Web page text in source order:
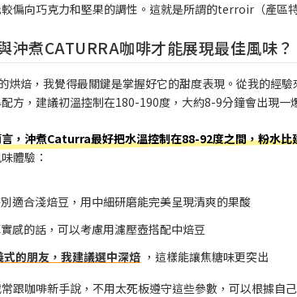
偏向巧克力和堅果的調性。這就是所謂的terroir（產區
沖煮CATURRA咖啡才能展現最佳風味？
烘焙，我覺得最關鍵是掌握好它的甜度表現。從我的經
方，建議初溫控制在180-190度，大約8-9分鐘會出現一
，沖煮Caturra最好把水溫控制在88-92度之間，粉水比
體驗：
適合淺焙豆，用中細研磨能完美呈現清爽的果酸
感的話，可以考慮用濾壓壺搭配中焙豆
式的朋友，我建議選中深焙 ，這樣能讓焦糖味更突出
跟咖啡新手說，不用太死板遵守這些參數，可以根據自